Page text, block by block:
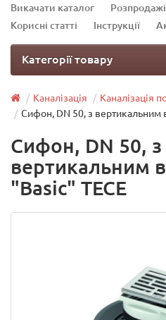
Викачати каталог Розпродажі
Корисні статті
Інструкції
Категорії товару
Каналізація Каналізація
Сифон, DN 50, з вертикальним
Сифон, DN 50, з
вертикальним
"Basic" TECE